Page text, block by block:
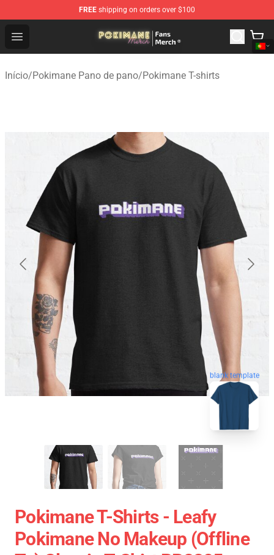
FREE shipping on orders over $100
Open menu
Pokimane Store - Official Pokimane Merchandise Shop
Início/Pokimane Pano de pano/Pokimane T-shirts
blank template
Pokimane T-Shirts - Leafy
Pokimane No Makeup (Offline